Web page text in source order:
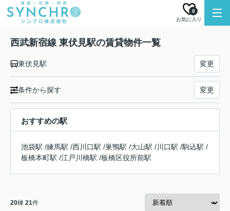
お気に入り
0
西武新宿線 東伏見駅の賃貸物件一覧
東伏見駅 変更
条件から探す 変更
おすすめの駅
池袋駅 /練馬駅 /西川口駅 /巣鴨駅 /大山駅 /川口駅 /駒込駅 /
板橋本町駅 /江戸川橋駅 /板橋区役所前駅
20棟 21件